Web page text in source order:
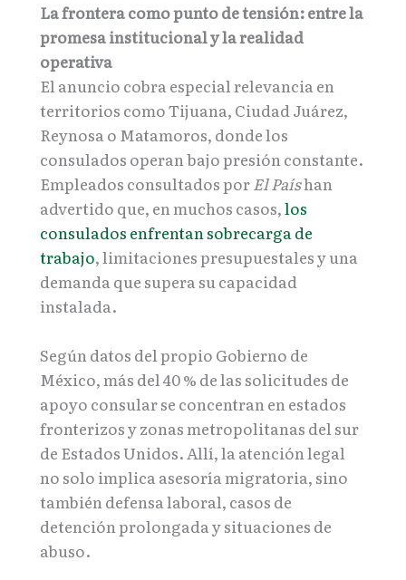
La frontera como punto de tensión: entre la
promesa institucional y la realidad
operativa
El anuncio cobra especial relevancia en
territorios como Tijuana, Ciudad Juárez,
Reynosa o Matamoros, donde los
consulados operan bajo presión constante.
Empleados consultados porEl Paíshan
advertido que, en muchos casos,los
consulados enfrentan sobrecarga de
trabajo, limitaciones presupuestales y una
demanda que supera su capacidad
instalada.
Según datos del propio Gobierno de
México, más del 40 % de las solicitudes de
apoyo consular se concentran en estados
fronterizos y zonas metropolitanas del sur
de Estados Unidos. Allí, la atención legal
no solo implica asesoría migratoria, sino
también defensa laboral, casos de
detención prolongada y situaciones de
abuso.